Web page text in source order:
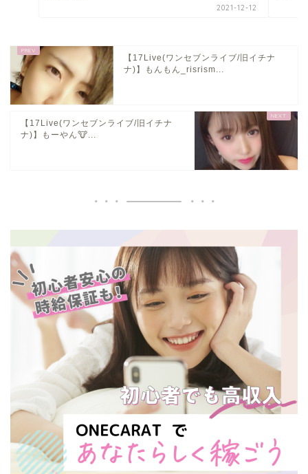
2021-12-12
【17Live(ワンセブンライブ/旧イチナ
ナ)】もんもん_risrism...
【17Live(ワンセブンライブ/旧イチナ
ナ)】もーやん🐮...